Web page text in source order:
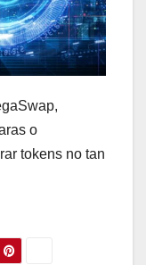
o
tokens no tan